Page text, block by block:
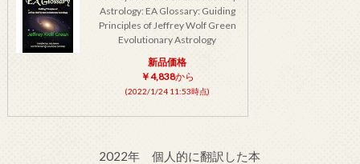
Astrology: EA Glossary: Guiding
Principles of Jeffrey Wolf Green
Evolutionary Astrology
新品価格
￥4,838から
(2022/1/24 11:53時点)
2022年 個人的に翻訳した本